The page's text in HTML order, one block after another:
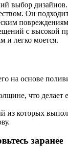
выбор дизайнов.
Он
с высокой
и легко моется.
на основе
что
из которых
заранее